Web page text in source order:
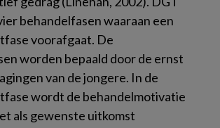
behandelfasen waaraan een
voorafgaat. De
worden bepaald door de ernst
van de jongere. In de
wordt de behandelmotivatie
als gewenste uitkomst